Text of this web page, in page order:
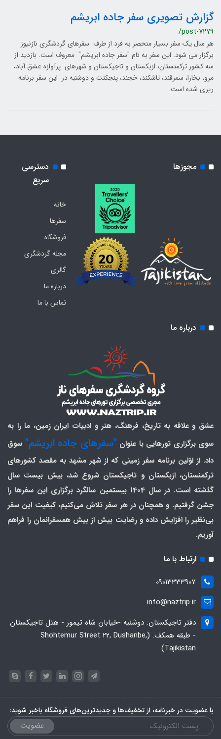
گزارش تصویری سفر جاده ابریشم
/post-7279
هر سال یک سفر بسیار منحصر به فرد از طرف سفرهای گردشگری نازنیوز
برگزار می شود. این سفر به نام "سفر جاده ابریشم" معروف است. بازدید از
سه کشور ترکمنستان، ازبکستان و تاجیکستان و شهرهای پرآوازه عشق آباد،
مرو، بخارا، سمرقند، تاشکند، خجند، پنجکنت و دوشنبه در این سفر برنامه
ریزی شده است.
مجوزها
دسترسی
سریع
خانه
سفرها
فروشگاه
مجله گردشگری
گالری
درباره ما
تماس با ما
درباره ما
عشق و علاقه به تاریخ، فرهنگ، هنر و ادبیات ایران زمین، ما را به
سوی برگزاری تورهایی با عنوان "سفرهای جاده ابریشم" سوق
داد. از اوّلین برنامه سفر زمینی که از شهر مشهد به مقصد کشورهای
ترکمنستان، ازبکستان و تاجیکستان شروع شد، بیش بیست سال
گذشته است. در سال 1404 بیستمین سالگرد برگزاری این سفرها را
جشن گرفتیم. و همچنان در هر سفر تلاش می‌کنیم، کیفیت این سفر
بی‌نظیر را افزایش داده و رضایت بیش از بیش همسفرانمان را فراهم
آوریم.
ارتباط با ما
09013333907
info@naztrip.ir
دفتر تاجیکستان: دوشنبه -خیابان شاه تیمور - هتل تاجیکستان
- طبقه همکف. (Shohtemur Street 22, Dushanbe,
Tajikistan)
با عضویت در خبرنامه، از تخفیف‌ها و جدیدترین‌های فروشگاه باخبر شوید:
عضویت